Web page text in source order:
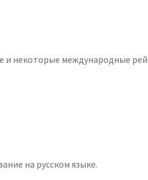
и некоторые международные
на русском языке.